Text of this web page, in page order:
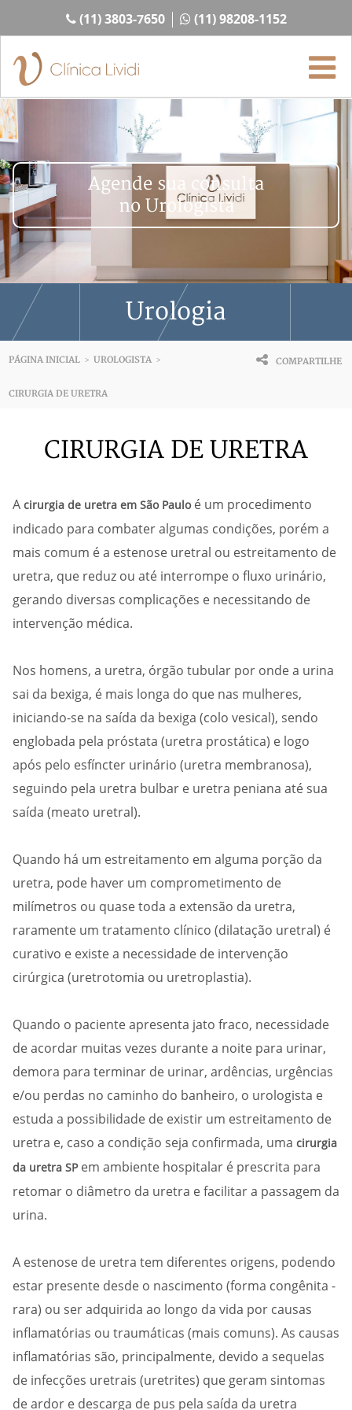
Agende sua consulta
no Urologista
(11) 3803-7650 (11) 98208-1152
Urologia
PÁGINA INICIAL > UROLOGISTA >
CIRURGIA DE URETRA
COMPARTILHE
CIRURGIA DE URETRA
A cirurgia de uretra em São Pauloé um procedimento
indicado para combater algumas condições, porém a
mais comum é a estenose uretral ou estreitamento de
uretra, que reduz ou até interrompe o fluxo urinário,
gerando diversas complicações e necessitando de
intervenção médica.
Nos homens, a uretra, órgão tubular por onde a urina
sai da bexiga, é mais longa do que nas mulheres,
iniciando-se na saída da bexiga (colo vesical), sendo
englobada pela próstata (uretra prostática) e logo
após pelo esfíncter urinário (uretra membranosa),
seguindo pela uretra bulbar e uretra peniana até sua
saída (meato uretral).
Quando há um estreitamento em alguma porção da
uretra, pode haver um comprometimento de
milímetros ou quase toda a extensão da uretra,
raramente um tratamento clínico (dilatação uretral) é
curativo e existe a necessidade de intervenção
cirúrgica (uretrotomia ou uretroplastia).
Quando o paciente apresenta jato fraco, necessidade
de acordar muitas vezes durante a noite para urinar,
demora para terminar de urinar, ardências, urgências
e/ou perdas no caminho do banheiro, o urologista e
estuda a possibilidade de existir um estreitamento de
uretra e, caso a condição seja confirmada, uma cirurgia
da uretra SPem ambiente hospitalar é prescrita para
retomar o diâmetro da uretra e facilitar a passagem da
urina.
A estenose de uretra tem diferentes origens, podendo
estar presente desde o nascimento (forma congênita -
rara) ou ser adquirida ao longo da vida por causas
inflamatórias ou traumáticas (mais comuns). As causas
inflamatórias são, principalmente, devido a sequelas
de infecções uretrais (uretrites) que geram sintomas
de ardor e descarga de pus pela saída da uretra